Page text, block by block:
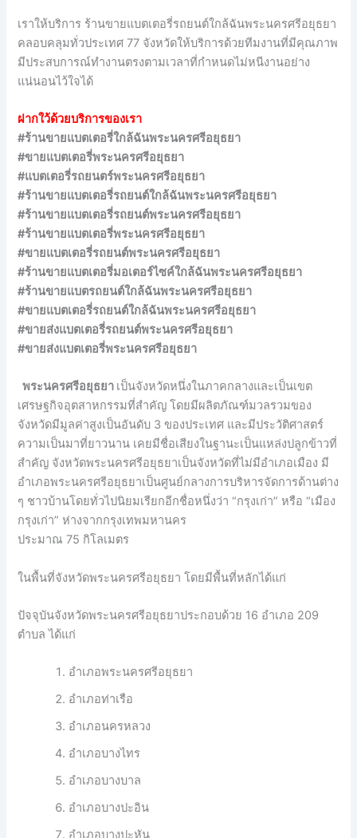
เราให้บริการ ร้านขายแบตเตอรี่รถยนต์ใกล้ฉันพระนครศรีอยุธยา
คลอบคลุมทั่วประเทศ 77 จังหวัดให้บริการด้วยทีมงานที่มีคุณภาพ
มีประสบการณ์ทำงานตรงตามเวลาที่กำหนดไม่หนีงานอย่าง
แน่นอนไว้ใจได้
ฝากใว้ด้วยบริการของเรา
#ร้านขายแบตเตอรี่ใกล้ฉันพระนครศรีอยุธยา
#ขายแบตเตอรี่พระนครศรีอยุธยา
#แบตเตอรี่รถยนตร์พระนครศรีอยุธยา
#ร้านขายแบตเตอรี่รถยนต์ใกล้ฉันพระนครศรีอยุธยา
#ร้านขายแบตเตอรี่รถยนต์พระนครศรีอยุธยา
#ร้านขายแบตเตอรี่พระนครศรีอยุธยา
#ขายแบตเตอรี่รถยนต์พระนครศรีอยุธยา
#ร้านขายแบตเตอรี่มอเตอร์ไซค์ใกล้ฉันพระนครศรีอยุธยา
#ร้านขายแบตรถยนต์ใกล้ฉันพระนครศรีอยุธยา
#ขายแบตเตอรี่รถยนต์ใกล้ฉันพระนครศรีอยุธยา
#ขายส่งแบตเตอรี่รถยนต์พระนครศรีอยุธยา
#ขายส่งแบตเตอรี่พระนครศรีอยุธยา
พระนครศรีอยุธยา เป็นจังหวัดหนึ่งในภาคกลางและเป็นเขต
เศรษฐกิจอุตสาหกรรมที่สำคัญ โดยมีผลิตภัณฑ์มวลรวมของ
จังหวัดมีมูลค่าสูงเป็นอันดับ 3 ของประเทศ และมีประวัติศาสตร์
ความเป็นมาที่ยาวนาน เคยมีชื่อเสียงในฐานะเป็นแหล่งปลูกข้าวที่
สำคัญ จังหวัดพระนครศรีอยุธยาเป็นจังหวัดที่ไม่มีอำเภอเมือง มี
อำเภอพระนครศรีอยุธยาเป็นศูนย์กลางการบริหารจัดการด้านต่าง
ๆ ชาวบ้านโดยทั่วไปนิยมเรียกอีกชื่อหนึ่งว่า “กรุงเก่า” หรือ “เมือง
กรุงเก่า” ห่างจากกรุงเทพมหานคร
ประมาณ 75 กิโลเมตร
ในพื้นที่จังหวัดพระนครศรีอยุธยา โดยมีพื้นที่หลักได้แก่
ปัจจุบันจังหวัดพระนครศรีอยุธยาประกอบด้วย 16 อำเภอ 209
ตำบล ได้แก่
อำเภอพระนครศรีอยุธยา
อำเภอท่าเรือ
อำเภอนครหลวง
อำเภอบางไทร
อำเภอบางบาล
อำเภอบางปะอิน